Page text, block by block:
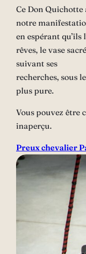
Ce Don Quichotte
notre
en espérant qu’ils
rêves, le vase
suivant ses
recherches, sous
plus pure.
Vous pouvez être
inaperçu.
Preux chevalier